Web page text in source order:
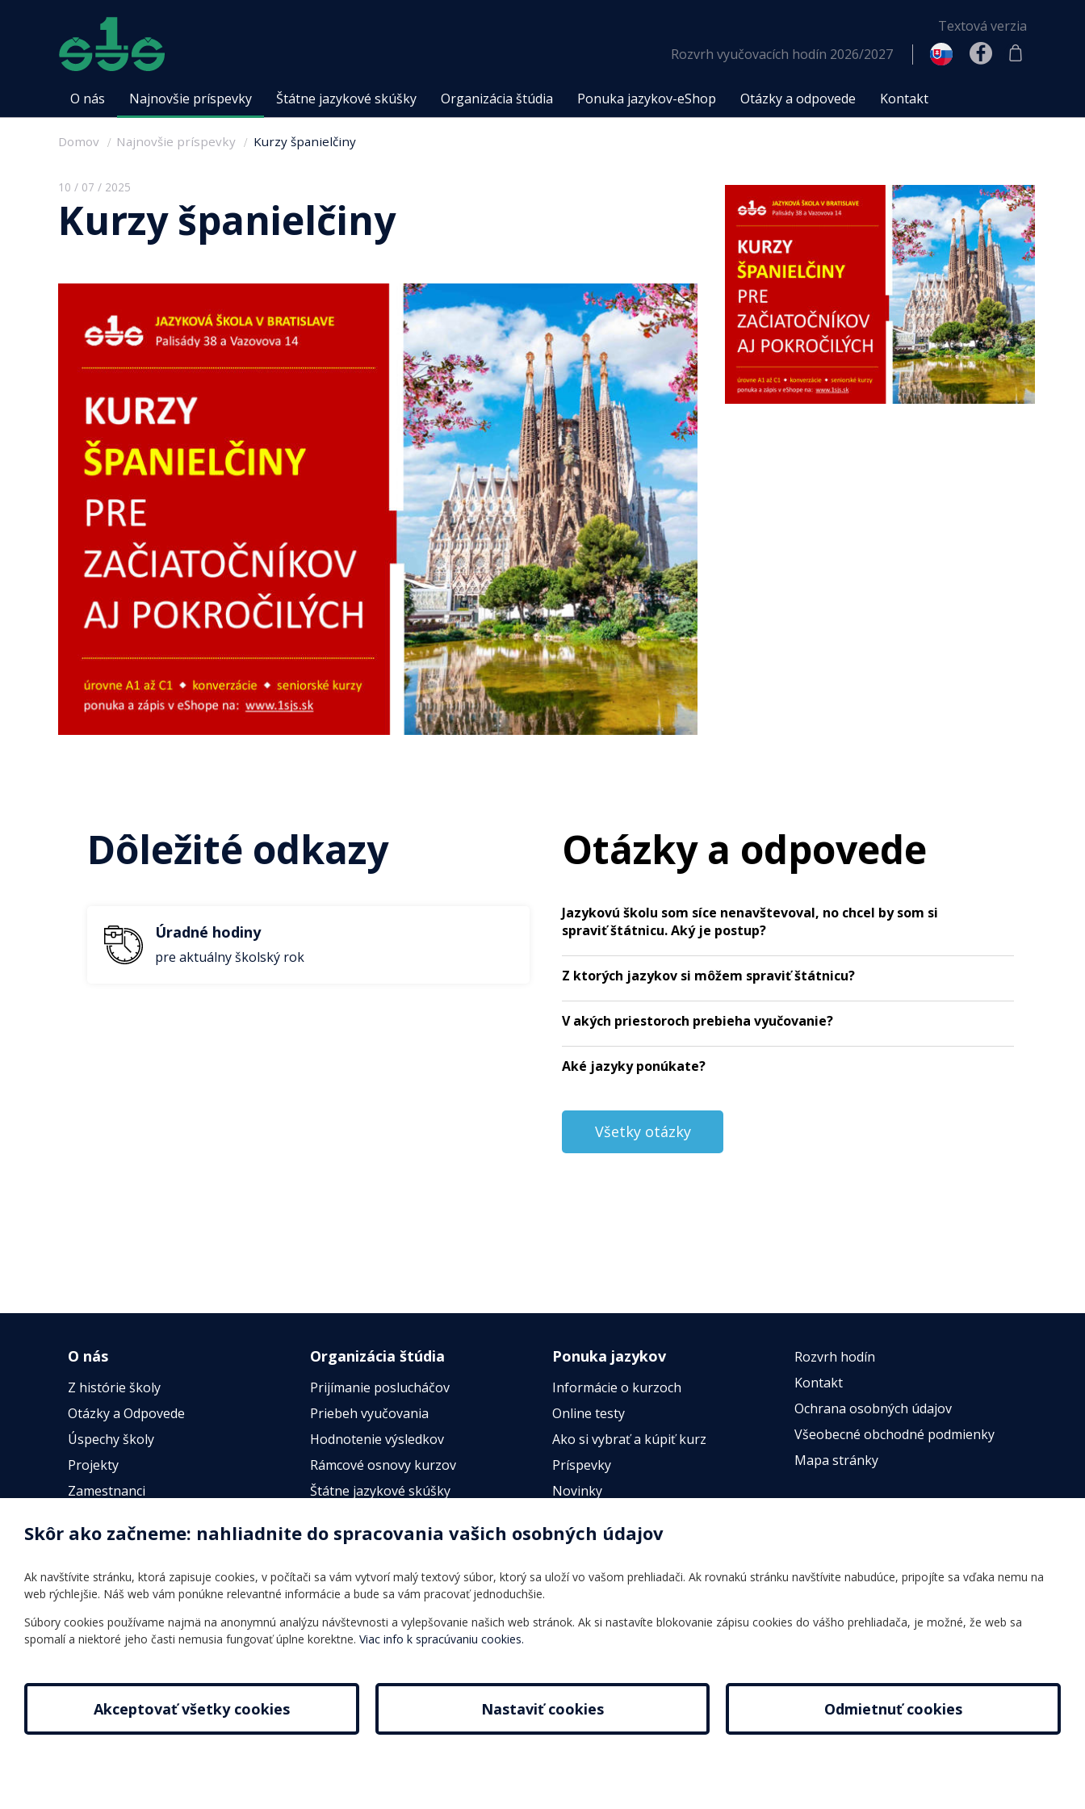
Textová verzia
Rozvrh vyučovacích hodín 2026/2027
O nás Najnovšie príspevky Štátne jazykové skúšky Organizácia štúdia Ponuka jazykov-eShop Otázky a odpovede Kontakt
Domov Najnovšie príspevky Kurzy španielčiny
10 / 07 / 2025
Kurzy španielčiny
Dôležité odkazy
Úradné hodiny
pre aktuálny školský rok
Otázky a odpovede
Jazykovú školu som síce nenavštevoval, no chcel by som si
spraviť štátnicu. Aký je postup?
Z ktorých jazykov si môžem spraviť štátnicu?
V akých priestoroch prebieha vyučovanie?
Aké jazyky ponúkate?
Všetky otázky
O nás
Z histórie školy
Otázky a Odpovede
Úspechy školy
Projekty
Zamestnanci
Identifikačné údaje školy
Úradné hodiny
Povinné zverejňovanie
Vnútorný poriadok
Organizácia štúdia
Prijímanie poslucháčov
Priebeh vyučovania
Hodnotenie výsledkov
Rámcové osnovy kurzov
Štátne jazykové skúšky
Ponuka jazykov
Informácie o kurzoch
Online testy
Ako si vybrať a kúpiť kurz
Príspevky
Novinky
Rozvrh hodín
Kontakt
Ochrana osobných údajov
Všeobecné obchodné podmienky
Mapa stránky
2026 © Jazyková škola |
Nastavenie cookies
Tvorba web stránokaredakčný systémodAlejTech, spol. s r.o.
Skôr ako začneme: nahliadnite do spracovania vašich osobných údajov
Ak navštívite stránku, ktorá zapisuje cookies, v počítači sa vám vytvorí malý textový súbor, ktorý sa uloží vo vašom prehliadači. Ak rovnakú stránku navštívite nabudúce, pripojíte sa vďaka nemu na
web rýchlejšie. Náš web vám ponúkne relevantné informácie a bude sa vám pracovať jednoduchšie.
Súbory cookies používame najmä na anonymnú analýzu návštevnosti a vylepšovanie našich web stránok. Ak si nastavíte blokovanie zápisu cookies do vášho prehliadača, je možné, že web sa
spomalí a niektoré jeho časti nemusia fungovať úplne korektne. Viac info k spracúvaniu cookies.
Akceptovať všetky cookies Nastaviť cookies Odmietnuť cookies